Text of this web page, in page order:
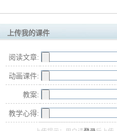
上传我的课件
阅读文章:
动画课件:
教案:
教学心得: